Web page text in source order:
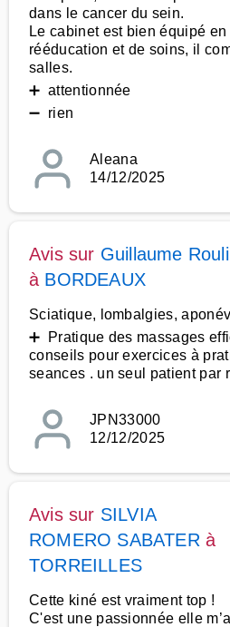
dans le cancer du sein.
Le cabinet est bien équipé
rééducation et de soins, il
salles.
➕ attentionnée
➖ rien
Aleana
14/12/2025
Avis sur Guillaume
à BORDEAUX
Sciatique, lombalgies,
➕ Pratique des massages
conseils pour exercices à
seances . un seul patient par
JPN33000
12/12/2025
Avis sur SILVIA
ROMERO SABATER à
TORREILLES
Cette kiné est vraiment top !
C'est une passionnée elle